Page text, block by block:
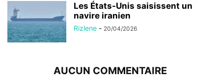
Les États-Unis saisissent un
navire iranien
Rizlene - 20/04/2026
AUCUN COMMENTAIRE